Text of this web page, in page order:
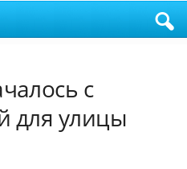
с
для улицы